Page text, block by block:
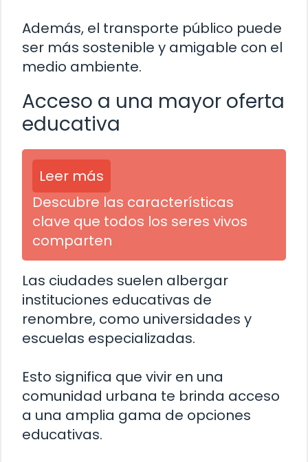
Además, el transporte público puede
ser más sostenible y amigable con el
medio ambiente.
Acceso a una mayor oferta
educativa
Leer más
Descubre las características
clave que todos los seres vivos
comparten
Las ciudades suelen albergar
instituciones educativas de
renombre, como universidades y
escuelas especializadas.
Esto significa que vivir en una
comunidad urbana te brinda acceso
a una amplia gama de opciones
educativas.